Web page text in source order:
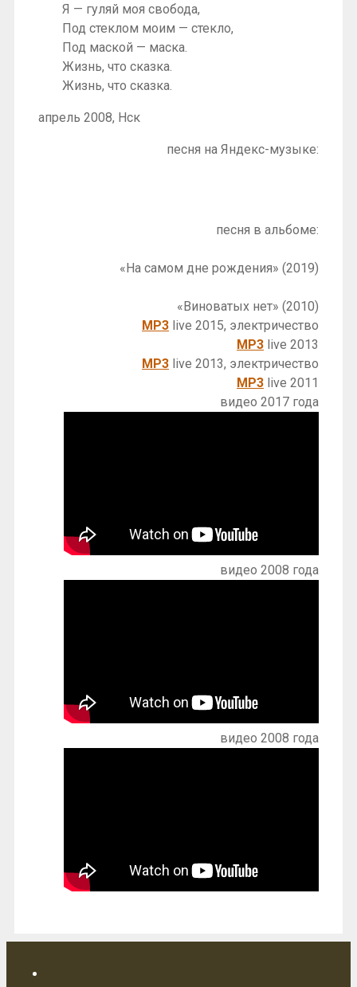
Я — гуляй моя свобода,
Под стеклом моим — стекло,
Под маской — маска.
Жизнь, что сказка.
Жизнь, что сказка.
апрель 2008, Нск
песня на Яндекс-музыке:
песня в альбоме:
«На самом дне рождения» (2019)
«Виноватых нет» (2010)
MP3 live 2015, электричество
MP3 live 2013
MP3 live 2013, электричество
MP3 live 2011
видео 2017 года
видео 2008 года
видео 2008 года